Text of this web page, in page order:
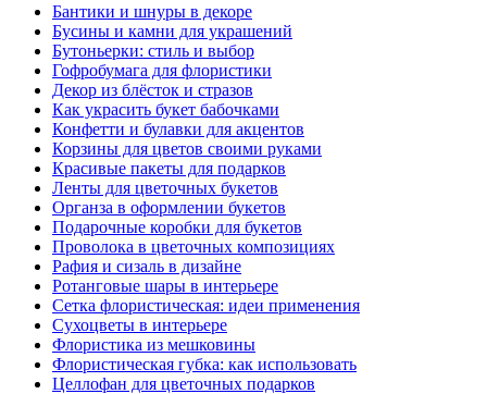
Бантики и шнуры в декоре
Бусины и камни для украшений
Бутоньерки: стиль и выбор
Гофробумага для флористики
Декор из блёсток и стразов
Как украсить букет бабочками
Конфетти и булавки для акцентов
Корзины для цветов своими руками
Красивые пакеты для подарков
Ленты для цветочных букетов
Органза в оформлении букетов
Подарочные коробки для букетов
Проволока в цветочных композициях
Рафия и сизаль в дизайне
Ротанговые шары в интерьере
Сетка флористическая: идеи применения
Сухоцветы в интерьере
Флористика из мешковины
Флористическая губка: как использовать
Целлофан для цветочных подарков